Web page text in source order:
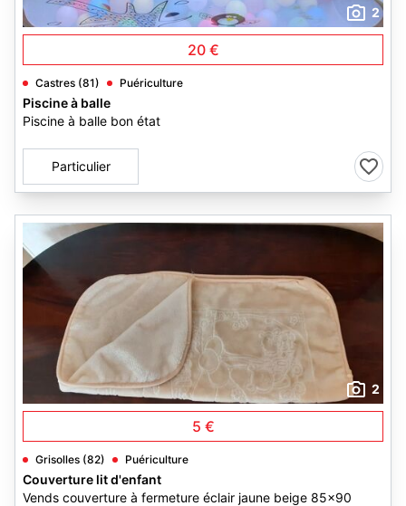
2
20 €
Castres (81) Puériculture
Piscine à balle
Piscine à balle bon état
Particulier
2
5 €
Grisolles (82) Puériculture
Couverture lit d'enfant
Vends couverture à fermeture éclair jaune beige 85x90